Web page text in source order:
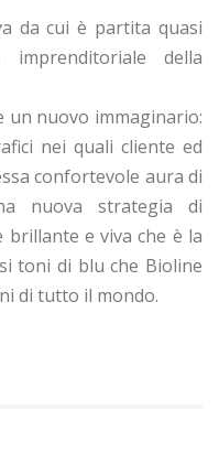
da cui è partita quasi
imprenditoriale della
un nuovo immaginario:
nei quali cliente ed
confortevole aura di
nuova strategia di
brillante e viva che è la
toni di blu che Bioline
di tutto il mondo.